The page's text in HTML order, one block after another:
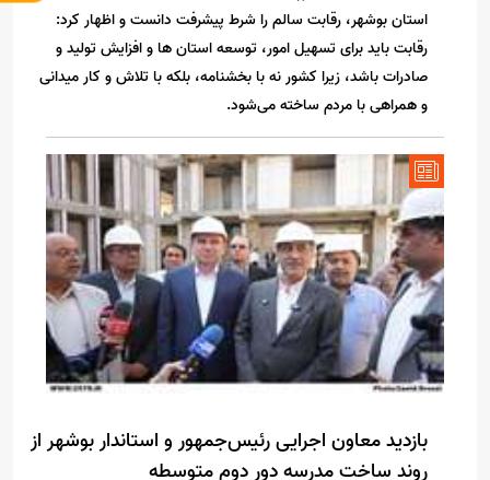
استان بوشهر، رقابت سالم را شرط پیشرفت دانست و اظهار کرد:
رقابت باید برای تسهیل امور، توسعه استان ها و افزایش تولید و
صادرات باشد، زیرا کشور نه با بخشنامه، بلکه با تلاش و کار میدانی
و همراهی با مردم ساخته می‌شود.
بازدید معاون اجرایی رئیس‌جمهور و استاندار بوشهر از
روند ساخت مدرسه دور دوم متوسطه